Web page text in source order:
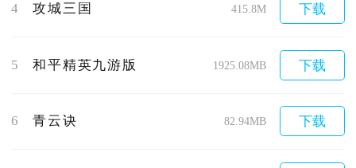
4 攻城三国 415.8M 下载
5 和平精英九游版 1925.08MB 下载
6 青云诀 82.94MB 下载